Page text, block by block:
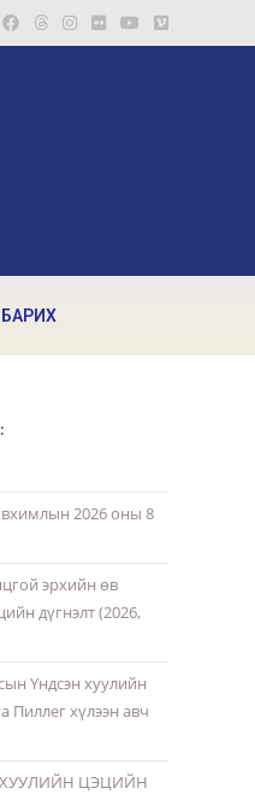
2026 оны 8
эрхийн өв
дүгнэлт (2026,
Үндсэн хуулийн
Пиллег хүлээн авч
ЦЭЦИЙН